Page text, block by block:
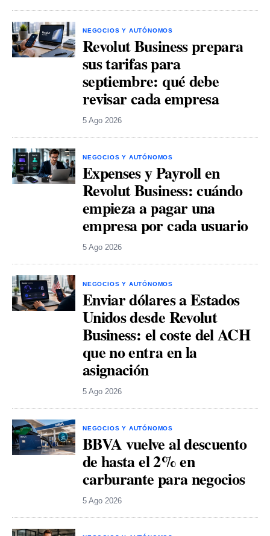
NEGOCIOS Y AUTÓNOMOS
Revolut Business prepara
sus tarifas para
septiembre: qué debe
revisar cada empresa
5 Ago 2026
NEGOCIOS Y AUTÓNOMOS
Expenses y Payroll en
Revolut Business: cuándo
empieza a pagar una
empresa por cada usuario
5 Ago 2026
NEGOCIOS Y AUTÓNOMOS
Enviar dólares a Estados
Unidos desde Revolut
Business: el coste del ACH
que no entra en la
asignación
5 Ago 2026
NEGOCIOS Y AUTÓNOMOS
BBVA vuelve al descuento
de hasta el 2% en
carburante para negocios
5 Ago 2026